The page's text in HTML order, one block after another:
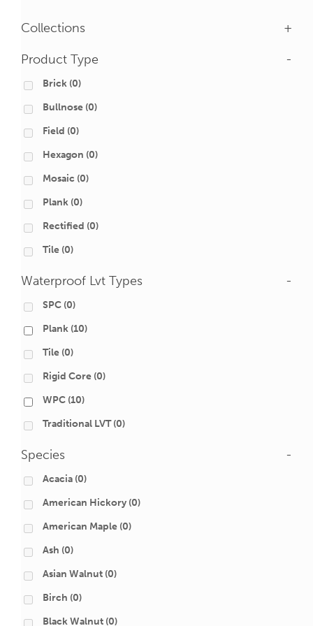
Collections +
Product Type -
Brick (0)
Bullnose (0)
Field (0)
Hexagon (0)
Mosaic (0)
Plank (0)
Rectified (0)
Tile (0)
Waterproof Lvt Types -
SPC (0)
Plank (10)
Tile (0)
Rigid Core (0)
WPC (10)
Traditional LVT (0)
Species -
Acacia (0)
American Hickory (0)
American Maple (0)
Ash (0)
Asian Walnut (0)
Birch (0)
Black Walnut (0)